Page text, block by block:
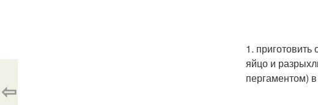
1.
яйцо и
пергаментом)
⇦